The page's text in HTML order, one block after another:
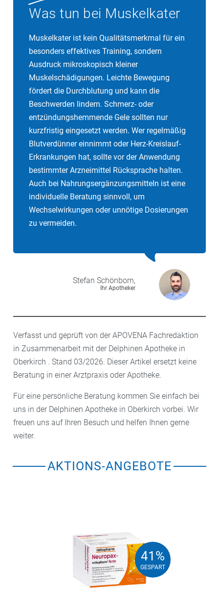
Was tun bei Muskelkater
Muskelkater ist kein Qualitätsmerkmal für ein
besonders effektives Training, sondern
Ausdruck mikroskopisch kleiner
Muskelschädigungen. Leichte Bewegung
fördert die Durchblutung und kann die
Beschwerden lindern. Schmerz- oder
entzündungshemmende Gele sollten nur
kurzfristig eingesetzt werden. Wer regelmäßig
Blutverdünner einnimmt oder Herz-Kreislauf-
Erkrankungen hat, sollte vor der Anwendung
bestimmter Arzneimittel Rücksprache halten.
Auch bei Nahrungsergänzungsmitteln ist eine
individuelle Beratung sinnvoll, um
Wechselwirkungen oder unnötige Dosierungen
zu vermeiden.
Stefan Schönborn,
Ihr Apotheker
Verfasst und geprüft von der APOVENA Fachredaktion
in Zusammenarbeit mit der Delphinen Apotheke in
Oberkirch . Stand 03/2026. Dieser Artikel ersetzt keine
Beratung in einer Arztpraxis oder Apotheke.
Für eine persönliche Beratung kommen Sie einfach bei
uns in der Delphinen Apotheke in Oberkirch vorbei. Wir
freuen uns auf Ihren Besuch und helfen Ihnen gerne
weiter.
AKTIONS-ANGEBOTE
41%
GESPART
41%
GESPART